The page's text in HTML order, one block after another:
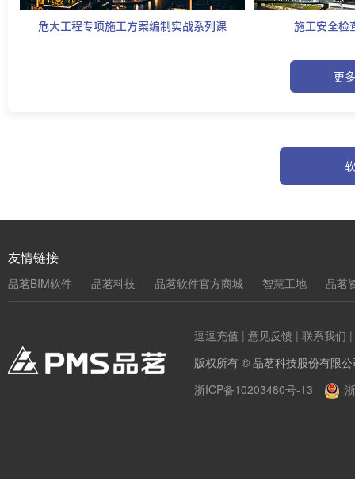
危大工程专项施工方案编制实战系列课 施工安全检
更
友情链接
品茗BIM软件 品茗科技 品茗软件官方商城 智慧工地 品茗
逗逗充值 | 意见反馈 | 联系我们 |
版权所有 © 品茗科技股份有限
浙ICP备10203480号-13